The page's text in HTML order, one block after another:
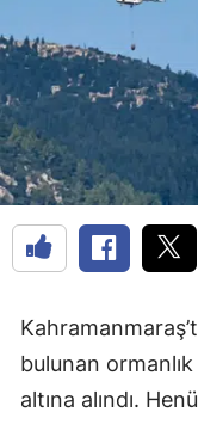
bulunan
altına alındı.